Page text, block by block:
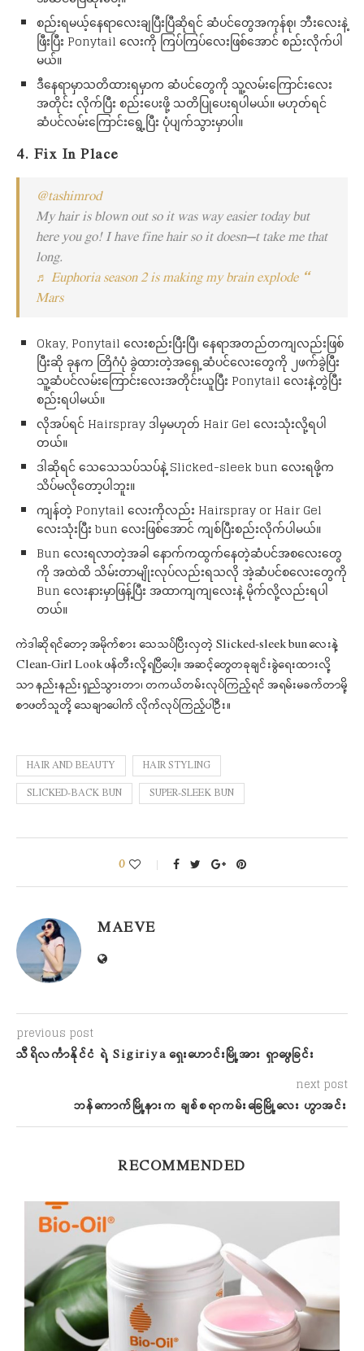
စည်းရမယ့်နေရာလေးချပြီးပြီဆိုရင် ဆံပင်တွေအကုန်စု၊ ဘီးလေးနဲ့
ဖြီးပြီး Ponytail လေးကို ကြပ်ကြပ်လေးဖြစ်အောင် စည်းလိုက်ပါ
မယ်။
ဒီနေရာမှာသတိထားရမှာက ဆံပင်တွေကို သူ့လမ်းကြောင်းလေး
အတိုင်း လိုက်ပြီး စည်းပေးဖို့ သတိပြုပေးရပါမယ်။ မဟုတ်ရင်
ဆံပင်လမ်းကြောင်းရွေ့ပြီး ပုံပျက်သွားမှာပါ။
4. Fix In Place
@tashimrod
My hair is blown out so it was way easier today but
here you go! I have fine hair so it doesn’t take me that
long.
♬ Euphoria season 2 is making my brain explode –
Mars
Okay, Ponytail လေးစည်းပြီးပြီ၊ နေရာအတည်တကျလည်းဖြစ်
ပြီးဆို ခုနက တြိဂံပုံ ခွဲထားတဲ့အရှေ့ဆံပင်လေးတွေကို ၂ဖက်ခွဲပြီး
သူ့ဆံပင်လမ်းကြောင်းလေးအတိုင်းယူပြီး Ponytail လေးနဲ့တွဲပြီး
စည်းရပါမယ်။
လိုအပ်ရင် Hairspray ဒါမှမဟုတ် Hair Gel လေးသုံးလို့ရပါ
တယ်။
ဒါဆိုရင် သေသေသပ်သပ်နဲ့ Slicked-sleek bun လေးရဖို့က
သိပ်မလိုတော့ပါဘူး။
ကျန်တဲ့ Ponytail လေးကိုလည်း Hairspray or Hair Gel
လေးသုံးပြီး bun လေးဖြစ်အောင် ကျစ်ပြီးစည်းလိုက်ပါမယ်။
Bun လေးရလာတဲ့အခါ နောက်ကထွက်နေတဲ့ဆံပင်အစလေးတွေ
ကို အထဲထိ သိမ်းတာမျိုးလုပ်လည်းရသလို အဲ့ဆံပင်စလေးတွေကို
Bun လေးနားမှာဖြန့်ပြီး အထာကျကျလေးနဲ့ မိုက်လို့လည်းရပါ
တယ်။
ကဲဒါဆိုရင်တော့ အမိုက်စား သေသပ်ပြီးလှတဲ့ Slicked-sleek bun လေးနဲ့
Clean-Girl Look ဖန်တီးလို့ရပြီပေါ့။ အဆင့်တွေတခုချင်းခွဲရေးထားလို့
သာ နည်းနည်းရှည်သွားတာ၊ တကယ်တမ်းလုပ်ကြည့်ရင် အရမ်းမခက်တာမို့
စာဖတ်သူတို့ သေချာပေါက် လိုက်လုပ်ကြည့်ပါဦး။
HAIR AND BEAUTY HAIR STYLING
SLICKED-BACK BUN SUPER-SLEEK BUN
0
MAEVE
previous post
သီရိလင်္ကာနိုင်ငံ ရဲ့ Sigiriya ရှေးဟောင်းမြို့အား ရှာဖွေခြင်း
next post
ဘန်ကောက်မြို့နားက ချစ်စရာကမ်းခြေမြို့လေး ဟွာအင်း
RECOMMENDED